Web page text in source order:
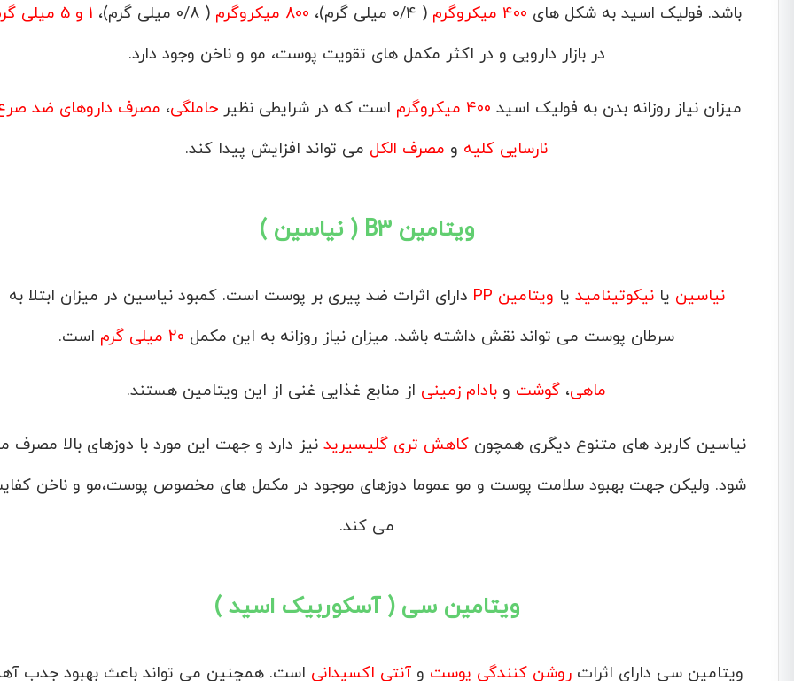
باشد. فولیک اسید به شکل های 400 میکروگرم ( 0/4 میلی گرم)، 800 میکروگرم ( 0/8 میلی گرم)،
1 و 5 میلی گرم
در بازار دارویی و در اکثر مکمل های تقویت پوست، مو و ناخن وجود دارد.
میزان نیاز روزانه بدن به فولیک اسید 400 میکروگرم است که در شرایطی نظیر حاملگی، مصرف داروهای ضد
نارسایی کلیه و مصرف الکل می تواند افزایش پیدا کند.
ویتامین B3 ( نیاسین )
نیاسین یانیکوتینامید یا ویتامین PP
دارای اثرات ضد پیری بر پوست است. کمبود نیاسین در میزان ابتلا به
سرطان پوست می تواند نقش داشته باشد. میزان نیاز روزانه به این مکمل 20 میلی گرم است.
ماهی، گوشت و بادام زمینی از منابع غذایی غنی از این ویتامین هستند.
نیاسین کاربرد های متنوع دیگری همچونکاهش تری گلیسیرید نیز دارد و جهت این مورد با دوزهای بالا مصرف
شود. ولیکن جهت بهبود سلامت پوست و مو عموما دوزهای موجود در مکمل های مخصوص پوست،مو و ناخن
می کند.
ویتامین سی ( آسکوربیک اسید )
ویتامین سی دارای اثرات روشن کنندگی پوست و آنتی اکسیدانی است. همچنین می تواند باعث بهبود جدب